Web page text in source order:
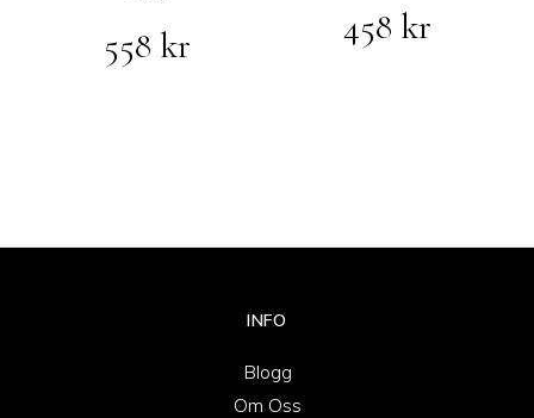
558 kr 458 kr
INFO
Blogg
Om Oss